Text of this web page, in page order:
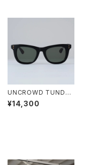
UNCROWD TUNDRA
SHADE
¥14,300